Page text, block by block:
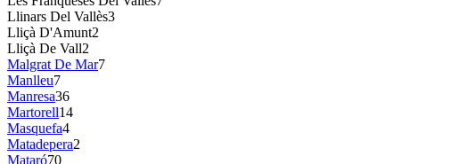
Llinars Del Vallès3
Lliçà D'Amunt2
Lliçà De Vall2
Malgrat De Mar7
Manlleu7
Manresa36
Martorell14
Masquefa4
Matadepera2
Mataró70